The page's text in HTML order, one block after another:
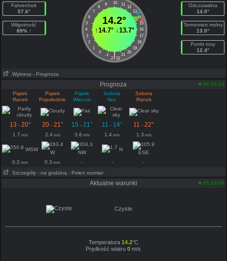
Fahrenheit
57.6°
Wilgotność
89% ↑
10
9 11
8
12
7
13
6
14
5
15
4
16
3
17
2
18
1
19
0
20
-1 21
|
-2 22
14.2°
↑14.7°↓13.7°
Odczuwalna
14.0°
Termometr mokry
13.0°
Punkt rosy
12.4°
Wykresy - Prognoza
Prognoza
05:05:03
Piątek
Ranek
Piątek
Popołudnie
Piątek
Wieczór
Sobota
Noc
Sobota
Ranek
13 - 20° 20- 21° 15 - 21° 11 - 14° 11 -22°
1.7 m/s 2.4m/s 3.6 m/s 1.4 m/s 1.3 m/s
WSW
W NW
N
ESE
0.2 mm 0.3 mm - -
-
Szczegóły - na godziną - Pełen rozmiar
Aktualne warunki 05:25:00
Czyste
Temperatura 14.2°C
Prędkość wiatru 0 m/s